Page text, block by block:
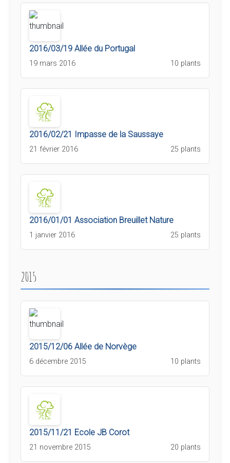
2016/03/19 Allée du Portugal
19 mars 2016 10 plants
2016/02/21 Impasse de la Saussaye
21 février 2016 25 plants
2016/01/01 Association Breuillet Nature
1 janvier 2016 25 plants
2015
2015/12/06 Allée de Norvège
6 décembre 2015 10 plants
2015/11/21 Ecole JB Corot
21 novembre 2015 20 plants